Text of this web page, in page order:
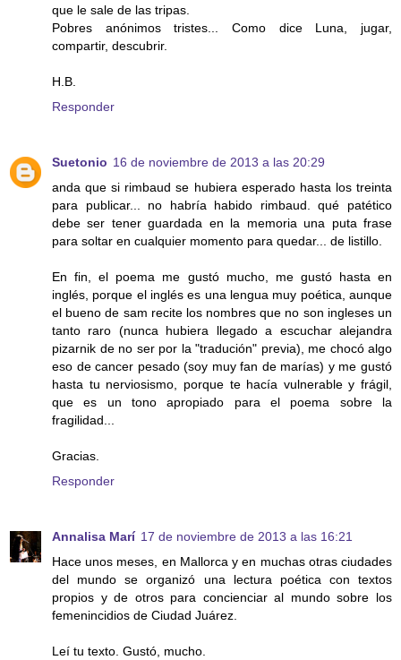
que le sale de las tripas.
Pobres anónimos tristes... Como dice Luna, jugar,
compartir, descubrir.
H.B.
Responder
Suetonio 16 de noviembre de 2013 a las 20:29
anda que si rimbaud se hubiera esperado hasta los treinta
para publicar... no habría habido rimbaud. qué patético
debe ser tener guardada en la memoria una puta frase
para soltar en cualquier momento para quedar... de listillo.
En fin, el poema me gustó mucho, me gustó hasta en
inglés, porque el inglés es una lengua muy poética, aunque
el bueno de sam recite los nombres que no son ingleses un
tanto raro (nunca hubiera llegado a escuchar alejandra
pizarnik de no ser por la "tradución" previa), me chocó algo
eso de cancer pesado (soy muy fan de marías) y me gustó
hasta tu nerviosismo, porque te hacía vulnerable y frágil,
que es un tono apropiado para el poema sobre la
fragilidad...
Gracias.
Responder
Annalisa Marí 17 de noviembre de 2013 a las 16:21
Hace unos meses, en Mallorca y en muchas otras ciudades
del mundo se organizó una lectura poética con textos
propios y de otros para concienciar al mundo sobre los
femenincidios de Ciudad Juárez.
Leí tu texto. Gustó, mucho.